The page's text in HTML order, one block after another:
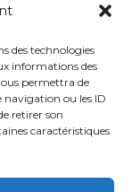
des technologies
informations des
permettra de
navigation ou les ID
retirer son
caractéristiques
pour
pattes au